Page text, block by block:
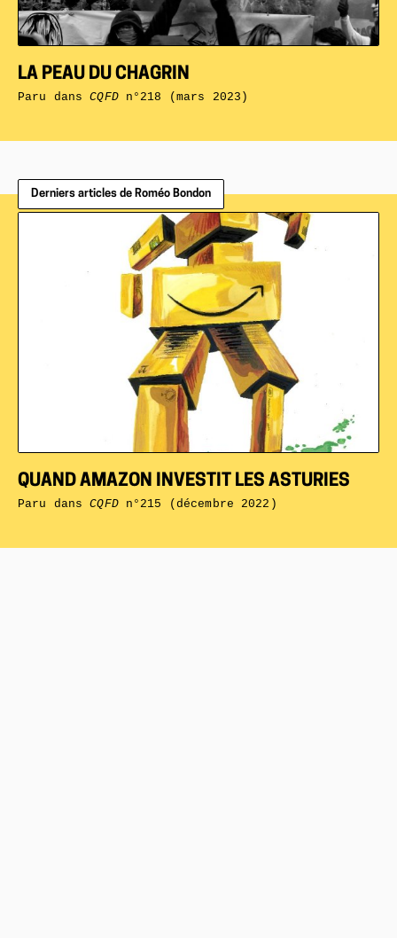
LA PEAU DU CHAGRIN
Paru dansCQFDn°218 (mars 2023)
Derniers articles de Roméo Bondon
QUAND AMAZON INVESTIT LES ASTURIES
Paru dansCQFDn°215 (décembre 2022)